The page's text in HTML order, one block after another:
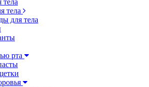
тела
тела
для тела
рта